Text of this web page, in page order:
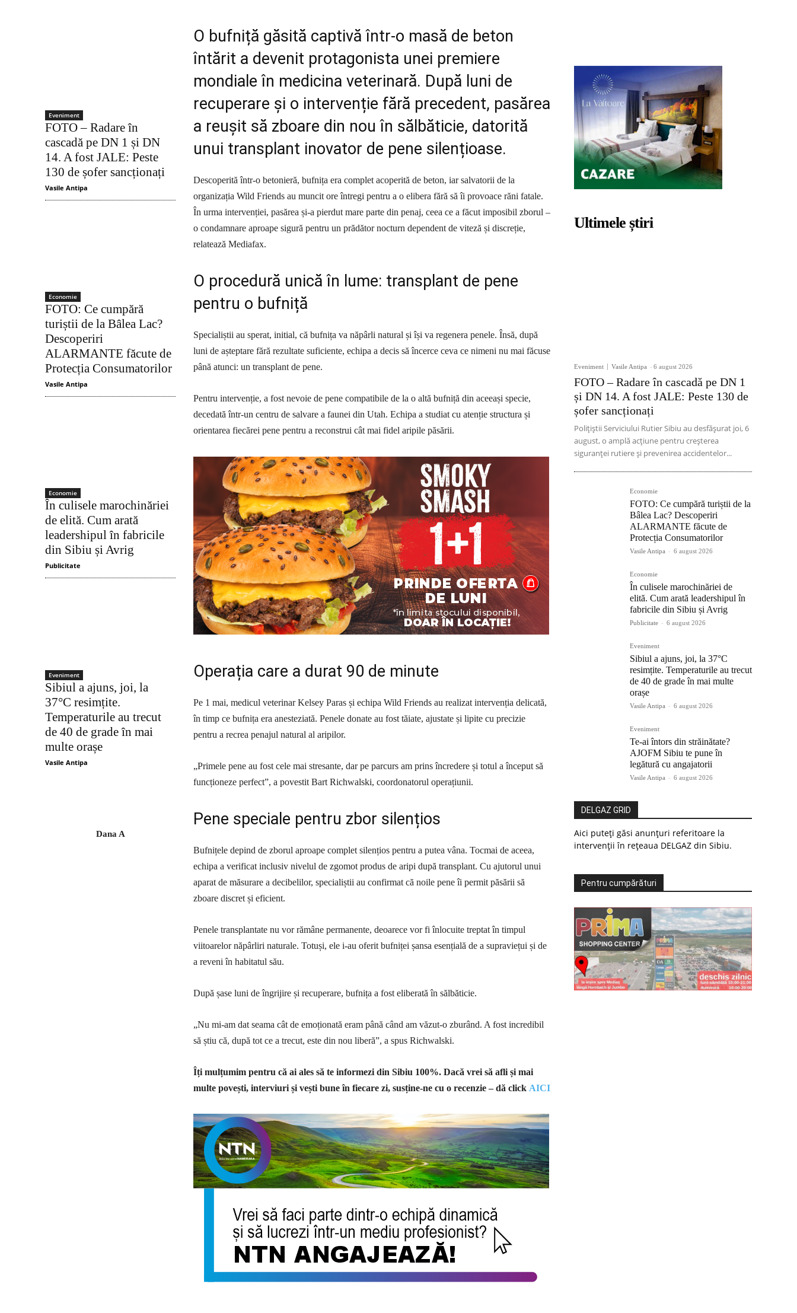
Eveniment
FOTO – Radare în
cascadă pe DN 1 și DN
14. A fost JALE: Peste
130 de șofer sancționați
Vasile Antipa
Economie
FOTO: Ce cumpără
turiștii de la Bâlea Lac?
Descoperiri
ALARMANTE făcute de
Protecția Consumatorilor
Vasile Antipa
Economie
În culisele marochinăriei
de elită. Cum arată
leadershipul în fabricile
din Sibiu și Avrig
Publicitate
Eveniment
Sibiul a ajuns, joi, la
37°C resimțite.
Temperaturile au trecut
de 40 de grade în mai
multe orașe
Vasile Antipa
Dana A
O bufniță găsită captivă într-o masă de beton
întărit a devenit protagonista unei premiere
mondiale în medicina veterinară. După luni de
recuperare și o intervenție fără precedent, pasărea
a reușit să zboare din nou în sălbăticie, datorită
unui transplant inovator de pene silențioase.
Descoperită într-o betonieră, bufnița era complet acoperită de beton, iar salvatorii de la
organizația Wild Friends au muncit ore întregi pentru a o elibera fără să îi provoace răni fatale.
În urma intervenției, pasărea și-a pierdut mare parte din penaj, ceea ce a făcut imposibil zborul –
o condamnare aproape sigură pentru un prădător nocturn dependent de viteză și discreție,
relatează Mediafax.
O procedură unică în lume: transplant de pene
pentru o bufniță
Specialiștii au sperat, initial, că bufnița va năpârli natural și își va regenera penele. Însă, după
luni de așteptare fără rezultate suficiente, echipa a decis să încerce ceva ce nimeni nu mai făcuse
până atunci: un transplant de pene.
Pentru intervenție, a fost nevoie de pene compatibile de la o altă bufniță din aceeași specie,
decedată într-un centru de salvare a faunei din Utah. Echipa a studiat cu atenție structura și
orientarea fiecărei pene pentru a reconstrui cât mai fidel aripile păsării.
Operația care a durat 90 de minute
Pe 1 mai, medicul veterinar Kelsey Paras și echipa Wild Friends au realizat intervenția delicată,
în timp ce bufnița era anesteziată. Penele donate au fost tăiate, ajustate și lipite cu precizie
pentru a recrea penajul natural al aripilor.
„Primele pene au fost cele mai stresante, dar pe parcurs am prins încredere și totul a început să
funcționeze perfect”, a povestit Bart Richwalski, coordonatorul operațiunii.
Pene speciale pentru zbor silențios
Bufnițele depind de zborul aproape complet silențios pentru a putea vâna. Tocmai de aceea,
echipa a verificat inclusiv nivelul de zgomot produs de aripi după transplant. Cu ajutorul unui
aparat de măsurare a decibelilor, specialiștii au confirmat că noile pene îi permit păsării să
zboare discret și eficient.
Penele transplantate nu vor rămâne permanente, deoarece vor fi înlocuite treptat în timpul
viitoarelor năpârliri naturale. Totuși, ele i-au oferit bufniței șansa esențială de a supraviețui și de
a reveni în habitatul său.
După șase luni de îngrijire și recuperare, bufnița a fost eliberată în sălbăticie.
„Nu mi-am dat seama cât de emoționată eram până când am văzut-o zburând. A fost incredibil
să știu că, după tot ce a trecut, este din nou liberă”, a spus Richwalski.
Îți mulțumim pentru că ai ales să te informezi din Sibiu 100%. Dacă vrei să afli și mai
multe povești, interviuri și vești bune în fiecare zi, susține-ne cu o recenzie – dă click AICI
Ultimele știri
Eveniment Vasile Antipa - 6 august 2026
FOTO – Radare în cascadă pe DN 1
și DN 14. A fost JALE: Peste 130 de
șofer sancționați
Polițiștii Serviciului Rutier Sibiu au desfășurat joi, 6
august, o amplă acțiune pentru creșterea
siguranței rutiere și prevenirea accidentelor...
Economie
FOTO: Ce cumpără turiștii de la
Bâlea Lac? Descoperiri
ALARMANTE făcute de
Protecția Consumatorilor
Vasile Antipa - 6 august 2026
Economie
În culisele marochinăriei de
elită. Cum arată leadershipul în
fabricile din Sibiu și Avrig
Publicitate - 6 august 2026
Eveniment
Sibiul a ajuns, joi, la 37°C
resimțite. Temperaturile au trecut
de 40 de grade în mai multe
orașe
Vasile Antipa - 6 august 2026
Eveniment
Te-ai întors din străinătate?
AJOFM Sibiu te pune în
legătură cu angajatorii
Vasile Antipa - 6 august 2026
DELGAZ GRID
Aici puteți găsi anunțuri referitoare la
intervenții în rețeaua DELGAZ din Sibiu.
Pentru cumpărături